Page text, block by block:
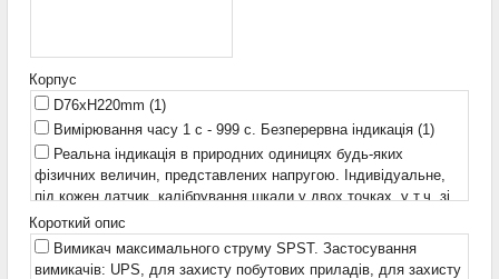
Корпус
D76xH220mm (1)
Вимірювання часу 1 с - 999 с. Безперервна індикація (1)
Реальна індикація в природних одиницях будь-яких
фізичних величин, представлених напругою. Індивідуальне,
під кожен датчик, калібрування шкали у двох точках, у т.ч. зі
зсувом нуля, наприклад для сигналу 4...20mA. Чутливість 3V.
Вихід "Більше порога" з регульованим гістерезисом. Задання
порога в природних одиницях фізичної величини.
Короткий опис
Вимикач максимального струму SPST. Застосування
вимикачів: UPS, для захисту побутових приладів, для захисту